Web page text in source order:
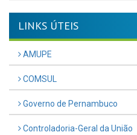
LINKS ÚTEIS
AMUPE
COMSUL
Governo de Pernambuco
Controladoria-Geral da União